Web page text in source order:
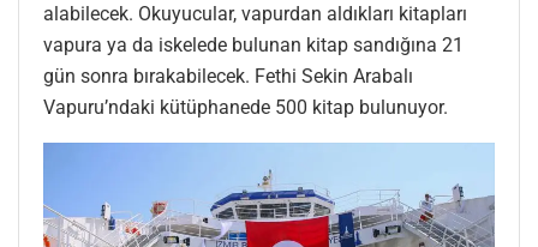
alabilecek. Okuyucular, vapurdan aldıkları kitapları
vapura ya da iskelede bulunan kitap sandığına 21
gün sonra bırakabilecek. Fethi Sekin Arabalı
Vapuru’ndaki kütüphanede 500 kitap bulunuyor.